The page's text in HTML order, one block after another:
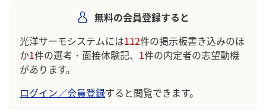
無料の会員登録すると
光洋サーモシステムには112件の掲示板書き込みのほ
か1件の選考・面接体験記、 1件の内定者の志望動機
があります。
ログイン／会員登録すると閲覧できます。